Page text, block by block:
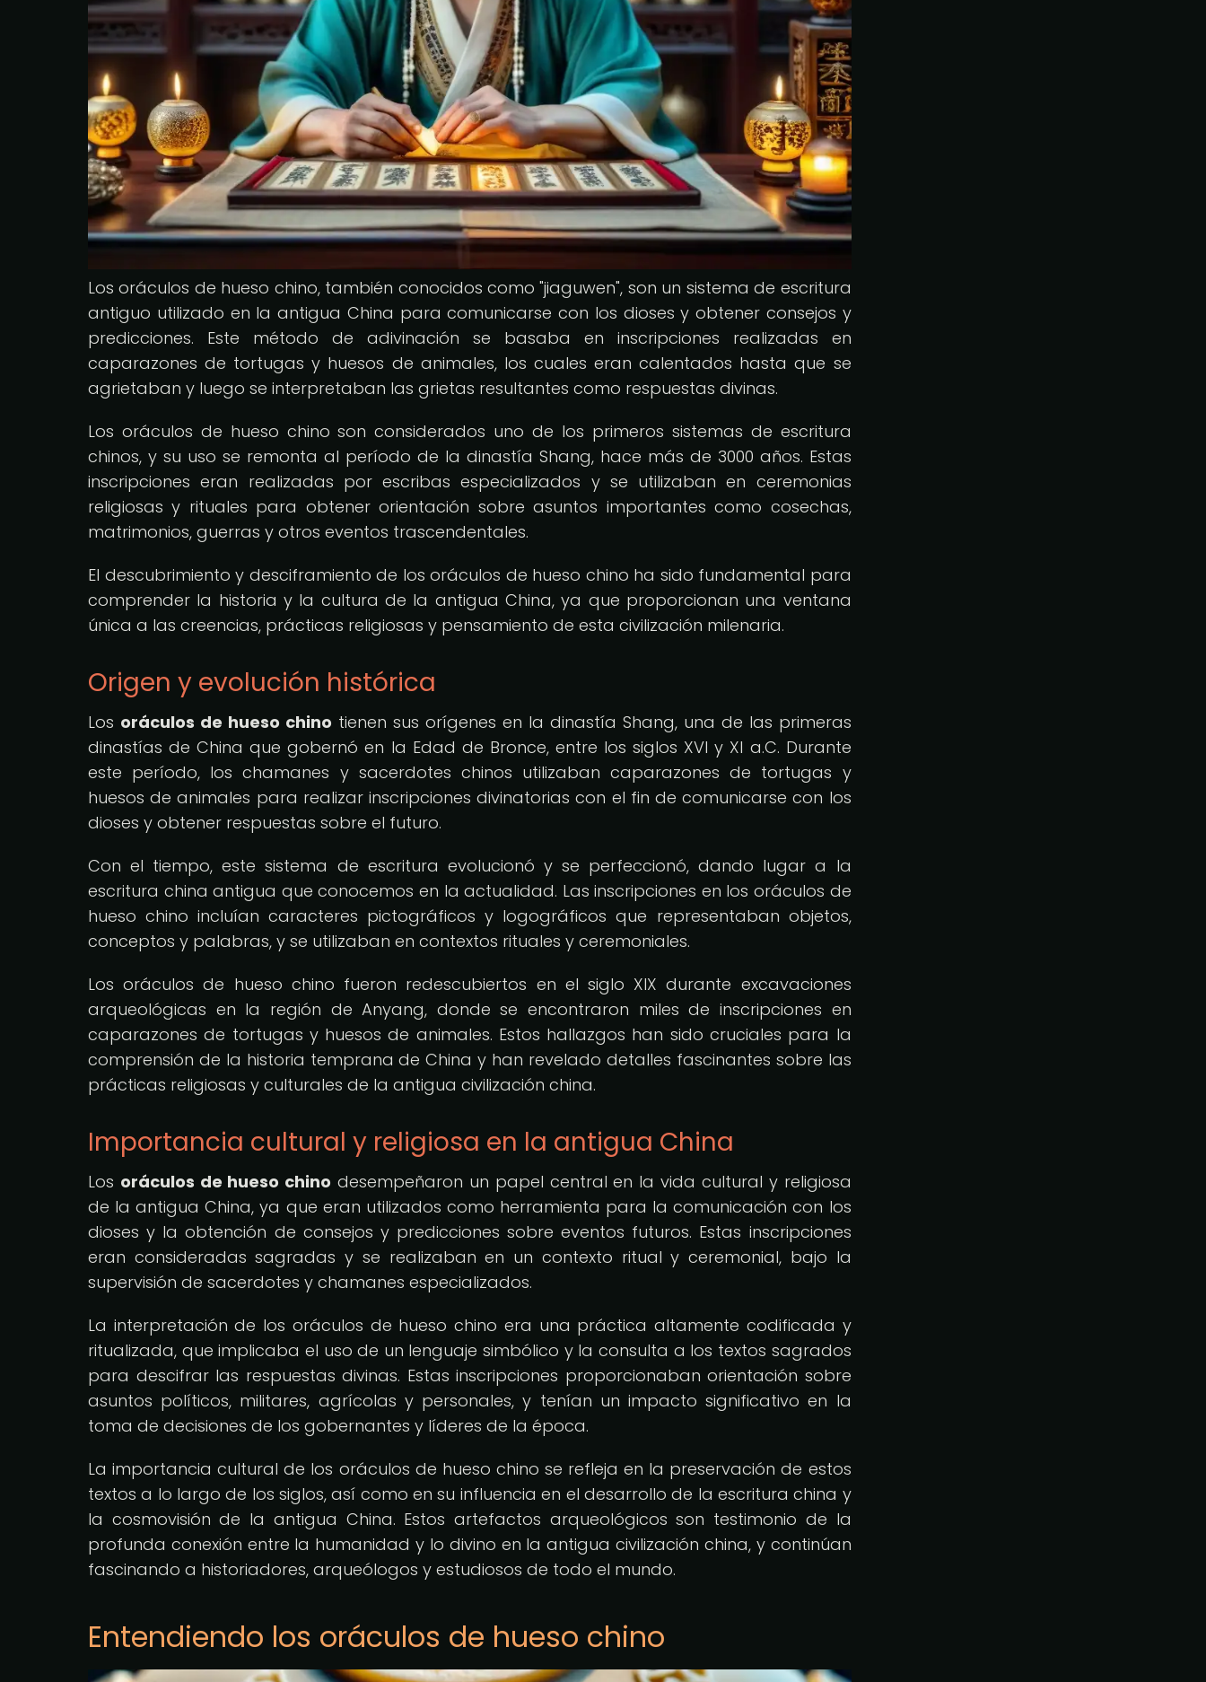
Los oráculos de hueso chino, también conocidos como "jiaguwen", son un sistema de escritura
antiguo utilizado en la antigua China para comunicarse con los dioses y obtener consejos y
predicciones. Este método de adivinación se basaba en inscripciones realizadas en
caparazones de tortugas y huesos de animales, los cuales eran calentados hasta que se
agrietaban y luego se interpretaban las grietas resultantes como respuestas divinas.
Los oráculos de hueso chino son considerados uno de los primeros sistemas de escritura
chinos, y su uso se remonta al período de la dinastía Shang, hace más de 3000 años. Estas
inscripciones eran realizadas por escribas especializados y se utilizaban en ceremonias
religiosas y rituales para obtener orientación sobre asuntos importantes como cosechas,
matrimonios, guerras y otros eventos trascendentales.
El descubrimiento y desciframiento de los oráculos de hueso chino ha sido fundamental para
comprender la historia y la cultura de la antigua China, ya que proporcionan una ventana
única a las creencias, prácticas religiosas y pensamiento de esta civilización milenaria.
Origen y evolución histórica
Los oráculos de hueso chino tienen sus orígenes en la dinastía Shang, una de las primeras
dinastías de China que gobernó en la Edad de Bronce, entre los siglos XVI y XI a.C. Durante
este período, los chamanes y sacerdotes chinos utilizaban caparazones de tortugas y
huesos de animales para realizar inscripciones divinatorias con el fin de comunicarse con los
dioses y obtener respuestas sobre el futuro.
Con el tiempo, este sistema de escritura evolucionó y se perfeccionó, dando lugar a la
escritura china antigua que conocemos en la actualidad. Las inscripciones en los oráculos de
hueso chino incluían caracteres pictográficos y logográficos que representaban objetos,
conceptos y palabras, y se utilizaban en contextos rituales y ceremoniales.
Los oráculos de hueso chino fueron redescubiertos en el siglo XIX durante excavaciones
arqueológicas en la región de Anyang, donde se encontraron miles de inscripciones en
caparazones de tortugas y huesos de animales. Estos hallazgos han sido cruciales para la
comprensión de la historia temprana de China y han revelado detalles fascinantes sobre las
prácticas religiosas y culturales de la antigua civilización china.
Importancia cultural y religiosa en la antigua China
Los oráculos de hueso chino desempeñaron un papel central en la vida cultural y religiosa
de la antigua China, ya que eran utilizados como herramienta para la comunicación con los
dioses y la obtención de consejos y predicciones sobre eventos futuros. Estas inscripciones
eran consideradas sagradas y se realizaban en un contexto ritual y ceremonial, bajo la
supervisión de sacerdotes y chamanes especializados.
La interpretación de los oráculos de hueso chino era una práctica altamente codificada y
ritualizada, que implicaba el uso de un lenguaje simbólico y la consulta a los textos sagrados
para descifrar las respuestas divinas. Estas inscripciones proporcionaban orientación sobre
asuntos políticos, militares, agrícolas y personales, y tenían un impacto significativo en la
toma de decisiones de los gobernantes y líderes de la época.
La importancia cultural de los oráculos de hueso chino se refleja en la preservación de estos
textos a lo largo de los siglos, así como en su influencia en el desarrollo de la escritura china y
la cosmovisión de la antigua China. Estos artefactos arqueológicos son testimonio de la
profunda conexión entre la humanidad y lo divino en la antigua civilización china, y continúan
fascinando a historiadores, arqueólogos y estudiosos de todo el mundo.
Entendiendo los oráculos de hueso chino